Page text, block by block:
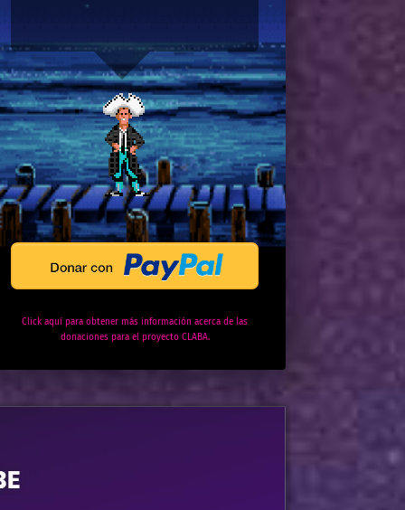
Click aquí para obtener más información acerca de las
donaciones para el proyecto CLABA.